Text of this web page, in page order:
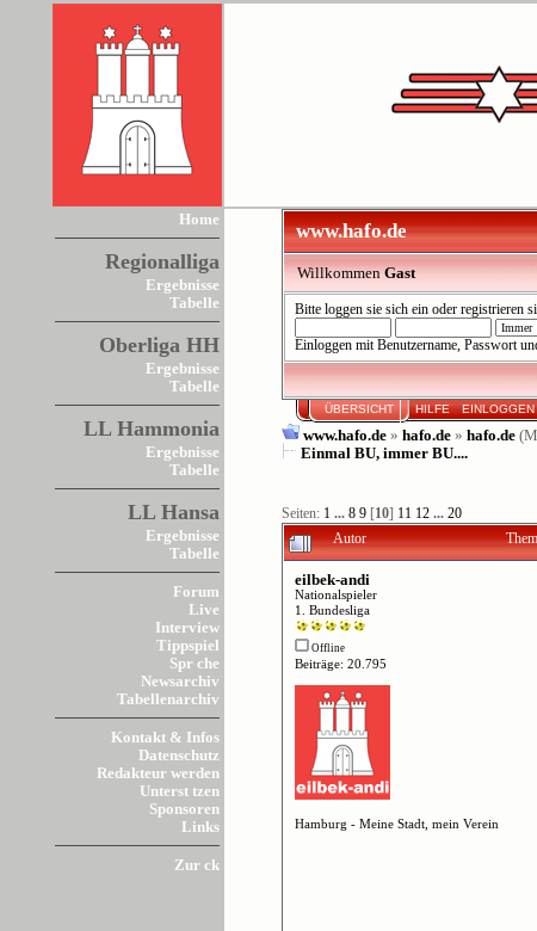
Home
Regionalliga
Ergebnisse
Tabelle
Oberliga HH
Ergebnisse
Tabelle
LL Hammonia
Ergebnisse
Tabelle
LL Hansa
Ergebnisse
Tabelle
Forum
Live
Interview
Tippspiel
Spr che
Newsarchiv
Tabellenarchiv
Kontakt & Infos
Datenschutz
Redakteur werden
Unterst tzen
Sponsoren
Links
Zur ck
www.hafo.de
WillkommenGast
Bitte loggen sie sich einoder registrieren
Einloggen mit Benutzername, Passwort
ÜBERSICHT HILFE EINLOGGEN
www.hafo.de» hafo.de» hafo.de
Einmal BU, immer BU....
Seiten: 1 ... 8 9[10] 11 12 ... 20
Autor
eilbek-andi
Nationalspieler
1. Bundesliga
Offline
Beiträge: 20.795
Hamburg - Meine Stadt, mein Verein